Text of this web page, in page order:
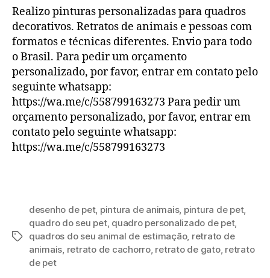
animais
e
pessoas
Realizo pinturas personalizadas para quadros
decorativos. Retratos de animais e pessoas com
formatos e técnicas diferentes. Envio para todo
o Brasil. Para pedir um orçamento
personalizado, por favor, entrar em contato pelo
seguinte whatsapp:
https://wa.me/c/558799163273 Para pedir um
orçamento personalizado, por favor, entrar em
contato pelo seguinte whatsapp:
https://wa.me/c/558799163273
Tags
desenho de pet, pintura de animais, pintura de pet,
quadro do seu pet, quadro personalizado de pet,
quadros do seu animal de estimação, retrato de
animais, retrato de cachorro, retrato de gato, retrato
de pet